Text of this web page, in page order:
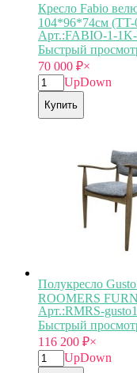
Кресло Fabio
104*96*74см (TT-
Арт.:FABIO-1-
Быстрый
70 000 ₽×
UpDown
Купить
Полукресло
ROOMERS
Арт.:RMRS-
Быстрый
116 200 ₽×
UpDown